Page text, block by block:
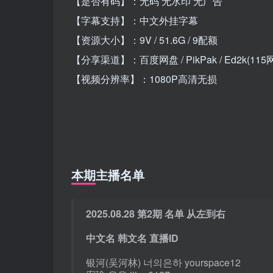
【字幕支持】：中文外挂字幕
【资源大小】：9V / 51.6G / 9配额
【分享渠道】：百度网盘 / PikPak / Ed2k(115
【视频分辨率】：1080P高清无损
本期主播名单
2025.08.28 第2期 名单 从左到右
中文名 韩文名 直播ID
银河(吴河林) 너의은하 yourspace12